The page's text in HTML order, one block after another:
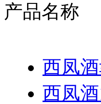
产品名称
西凤
西凤